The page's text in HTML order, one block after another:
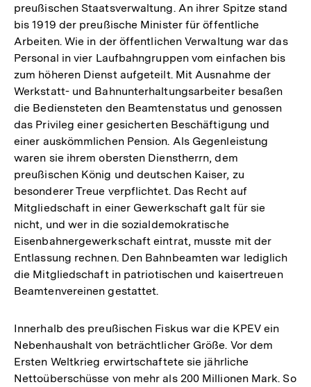
preußischen Staatsverwaltung. An ihrer Spitze stand
bis 1919 der preußische Minister für öffentliche
Arbeiten. Wie in der öffentlichen Verwaltung war das
Personal in vier Laufbahngruppen vom einfachen bis
zum höheren Dienst aufgeteilt. Mit Ausnahme der
Werkstatt- und Bahnunterhaltungsarbeiter besaßen
die Bediensteten den Beamtenstatus und genossen
das Privileg einer gesicherten Beschäftigung und
einer auskömmlichen Pension. Als Gegenleistung
waren sie ihrem obersten Dienstherrn, dem
preußischen König und deutschen Kaiser, zu
besonderer Treue verpflichtet. Das Recht auf
Mitgliedschaft in einer Gewerkschaft galt für sie
nicht, und wer in die sozialdemokratische
Eisenbahnergewerkschaft eintrat, musste mit der
Entlassung rechnen. Den Bahnbeamten war lediglich
die Mitgliedschaft in patriotischen und kaisertreuen
Beamtenvereinen gestattet.
Innerhalb des preußischen Fiskus war die KPEV ein
Nebenhaushalt von beträchtlicher Größe. Vor dem
Ersten Weltkrieg erwirtschaftete sie jährliche
Nettoüberschüsse von mehr als 200 Millionen Mark. So